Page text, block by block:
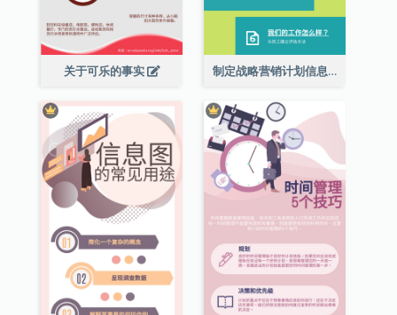
关于可乐的事实 制定战略营销计划信息图表